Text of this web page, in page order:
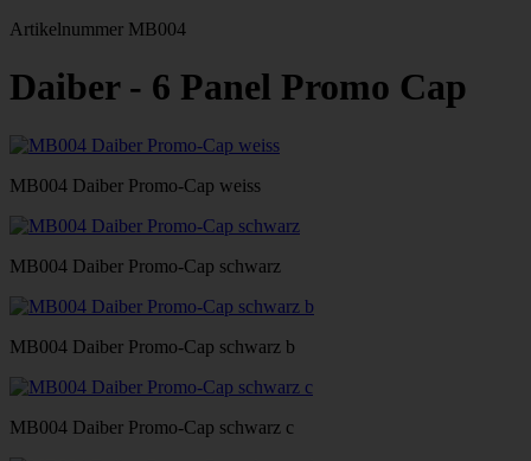
Artikelnummer MB004
Daiber - 6 Panel Promo Cap
MB004 Daiber Promo-Cap weiss
MB004 Daiber Promo-Cap schwarz
MB004 Daiber Promo-Cap schwarz b
MB004 Daiber Promo-Cap schwarz c